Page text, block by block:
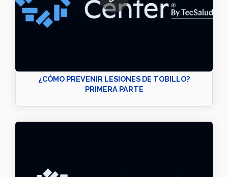
¿CÓMO PREVENIR LESIONES DE TOBILLO?
PRIMERA PARTE